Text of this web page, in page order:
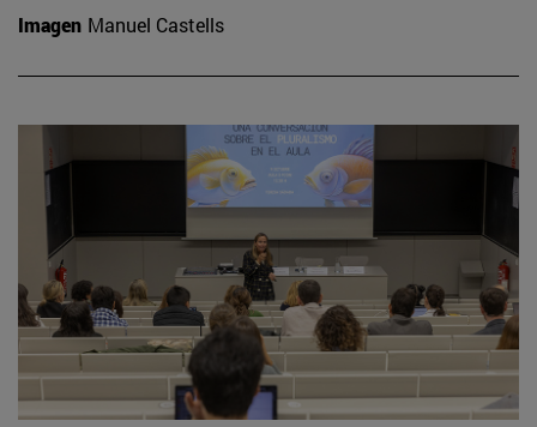
Imagen Manuel Castells